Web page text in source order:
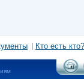
Кто есть кто?